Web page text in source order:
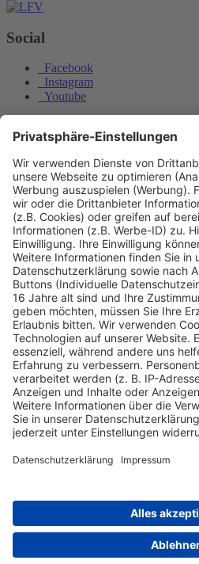
Social
Facebook
Instagram
Youtube
Informationspflichten
Datenschutz
Widerrufsbelehrung
Ein Jagdgenosse beschwert sich
Welche Vogelarten gehören nicht zu
Nach oben scrollen
Find Your Way!
Categories
E-Learning News (3)
Heintges News(3)
Messen(2)
Jagd(8)
Expertentipps(1)
Tags